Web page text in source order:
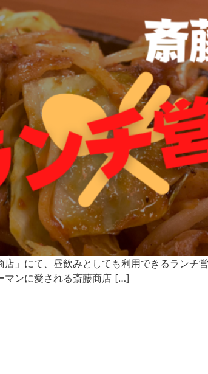
」にて、昼飲みとしても利用できるラン
マンに愛される斎藤商店 […]